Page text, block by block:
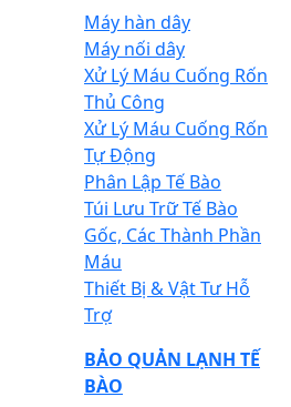
Máy hàn dây
Máy nối dây
Xử Lý Máu Cuống Rốn
Thủ Công
Xử Lý Máu Cuống Rốn
Tự Động
Phân Lập Tế Bào
Túi Lưu Trữ Tế Bào
Gốc, Các Thành Phần
Máu
Thiết Bị & Vật Tư Hỗ
Trợ
BẢO QUẢN LẠNH TẾ
BÀO